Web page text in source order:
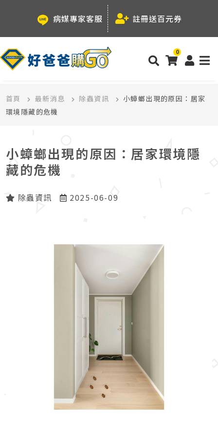
病媒專家客服 註冊送百元券
0
首頁 最新消息 除蟲資訊
小蟑螂出現的原因：居家
環境隱藏的危機
小蟑螂出現的原因：居家環境隱
藏的危機
除蟲資訊 2025-06-09